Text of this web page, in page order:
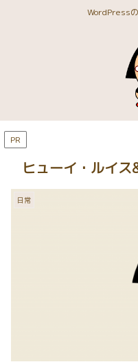
WordPress
PR
ヒューイ・ルイ
日常